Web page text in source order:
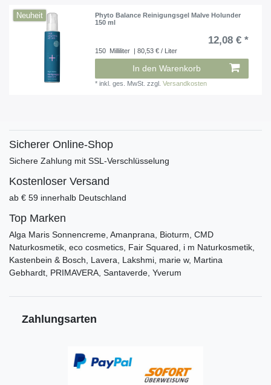
Neuheit
Phyto Balance Reinigungsgel Malve Holunder
150 ml
12,08 € *
150 Milliliter | 80,53 € / Liter
In den Warenkorb
*inkl. ges. MwSt. zzgl.Versandkosten
Sicherer Online-Shop
Sichere Zahlung mit SSL-Verschlüsselung
Kostenloser Versand
ab € 59 innerhalb Deutschland
Top Marken
Alga Maris Sonnencreme, Amanprana, Bioturm, CMD
Naturkosmetik, eco cosmetics, Fair Squared, i m Naturkosmetik,
Kastenbein & Bosch, Lavera, Lakshmi, marie w, Martina
Gebhardt, PRIMAVERA, Santaverde, Yverum
Zahlungsarten